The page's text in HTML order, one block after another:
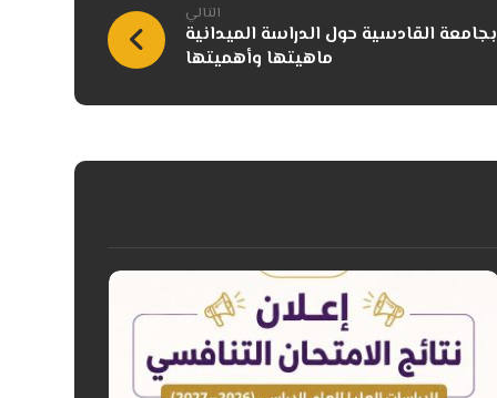
التالي
القادسية حول الدراسة الميدانية
ماهيتها وأهميتها